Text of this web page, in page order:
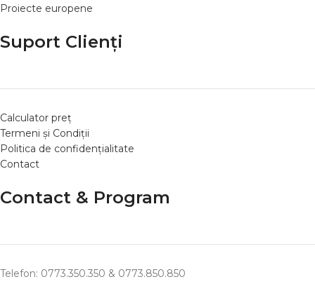
Proiecte europene
Suport Clienți
Calculator preț
Termeni și Condiții
Politica de confidențialitate
Contact
Contact & Program
Telefon: 0773.350.350 & 0773.850.850